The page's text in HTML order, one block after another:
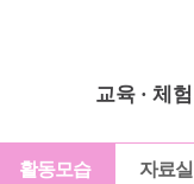
교육 · 체험
활동모습 자료실